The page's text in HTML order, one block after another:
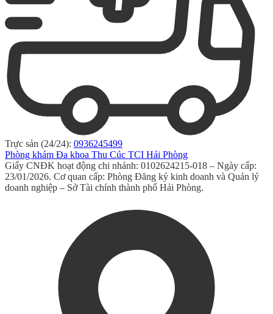
Trực sản (24/24): 0936245499
Phòng khám Đa khoa Thu Cúc TCI Hải Phòng
Giấy CNĐK hoạt động chi nhánh: 0102624215-018 – Ngày cấp:
23/01/2026. Cơ quan cấp: Phòng Đăng ký kinh doanh và Quản lý
doanh nghiệp – Sở Tài chính thành phố Hải Phòng.